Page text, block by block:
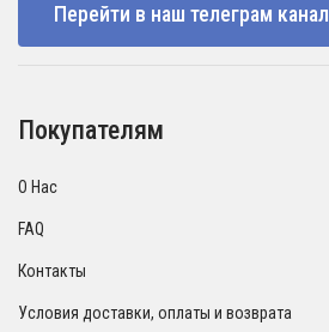
Перейти в наш телеграм канал
Покупателям
О Нас
FAQ
Контакты
Условия доставки, оплаты и возврата